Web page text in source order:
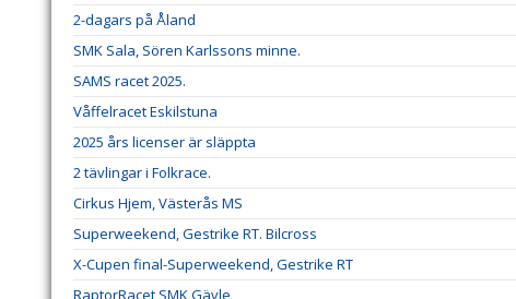
2-dagars på Åland
SMK Sala, Sören Karlssons minne.
SAMS racet 2025.
Våffelracet Eskilstuna
2025 års licenser är släppta
2 tävlingar i Folkrace.
Cirkus Hjem, Västerås MS
Superweekend, Gestrike RT. Bilcross
X-Cupen final-Superweekend, Gestrike RT
RaptorRacet SMK Gävle